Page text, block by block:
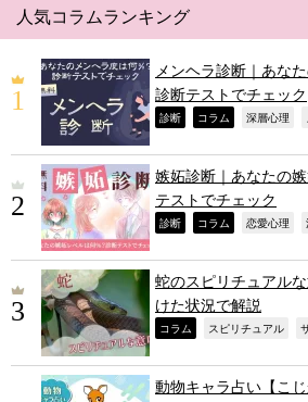
人気コラムランキング
メンヘラ診断｜あな
診断テストでチェック
診断 コラム 深層心理
嫉妬診断｜あなたの
テストでチェック
診断 コラム 恋愛心理
蛇のスピリチュアル
けた状況で解説
コラム スピリチュアル
動物キャラ占い【こ